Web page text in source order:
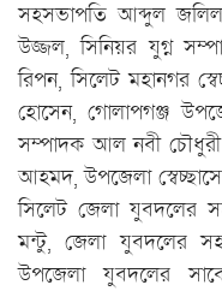
সহসভাপতি আব্দুল জলিল
উজ্জল, সিনিয়র যুগ্ন
রিপন, সিলেট মহানগর
হোসেন, গোলাপগঞ্জ
সম্পাদক আল নবী চৌধুরী
আহমদ, উপজেলা
সিলেট জেলা যুবদলের
মন্টু, জেলা যুবদলের
উপজেলা যুবদলের